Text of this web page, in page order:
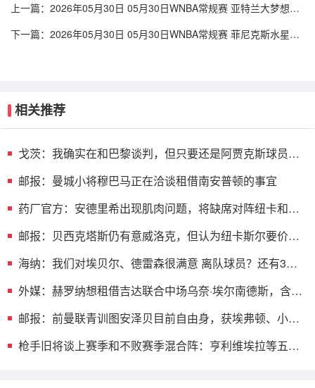
上一篇： 2026年05月30日 05月30日WNBA常规赛 亚特兰大梦想86-
下一篇： 2026年05月30日 05月30日WNBA常规赛 菲尼克斯水星68-
相关推荐
戈茨：我确实在和巴黎谈判，但只要还是阿贾克斯球员我
邮报：曼城小将穆巴马正在洽谈租借南安普顿的事宜
药厂官方：安德里希出现肌肉问题，将缺席对阵纽卡和森
邮报：贝西克塔斯仍有意威洛克，但认为纽卡斯尔要价过
海纳：我们对埃贝尔、德雷森很满意 离队球员？还有3周
外媒：赫罗纳想租借吉达联合中场乌奈·埃尔南德斯，含买
邮报：前曼联青训图安泽贝目前自由身，获埃弗顿、小蜜
枪手旧将谈上赛季和不败赛季混合阵：亨利维埃拉等五人